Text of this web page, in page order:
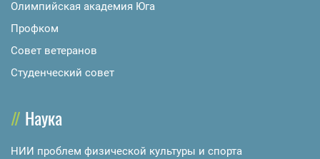
Олимпийская академия Юга
Профком
Совет ветеранов
Студенческий совет
Наука
НИИ проблем физической культуры и спорта